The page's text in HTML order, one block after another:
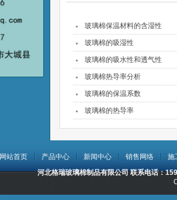
玻璃棉保温材料的含湿性
玻璃棉的吸湿性
玻璃棉的吸水性和透气性
玻璃棉热导率分析
玻璃棉的保温系数
玻璃棉的热导率
网站首页 产品中心 新闻中心 销售网络
施
河北格瑞玻璃棉制品有限公司 联系电话：